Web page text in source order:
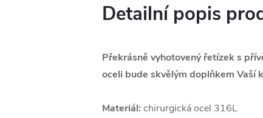
Detailní popis
Překrásně vyhotovený řetízek s
oceli bude skvělým doplňkem Vaší
Materiál: chirurgická ocel 316L